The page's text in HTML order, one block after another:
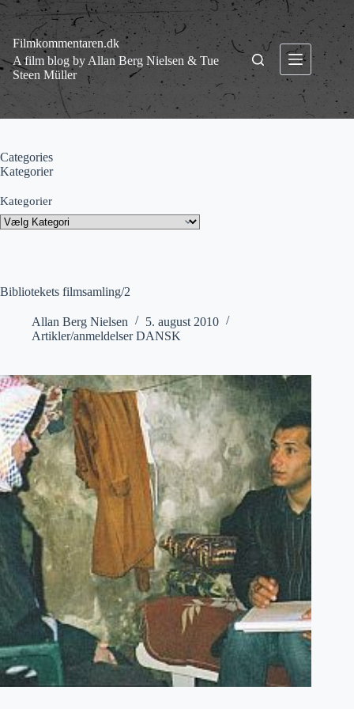
Fortsæt
indhold
Filmkommentaren.dk
A film blog by Allan Berg Nielsen & Tue
Steen Müller
Bibliotekets filmsamling/2
Allan Berg Nielsen
5. august 2010
Artikler/anmeldelser DANSK
Categories
Kategorier
Kategorier